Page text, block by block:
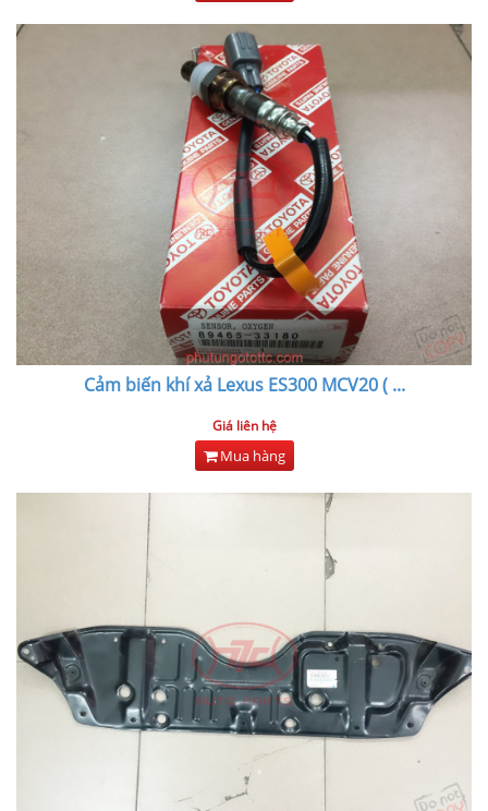
Cảm biến khí xả Lexus ES300 MCV20 (...
Giá liên hệ
Mua hàng